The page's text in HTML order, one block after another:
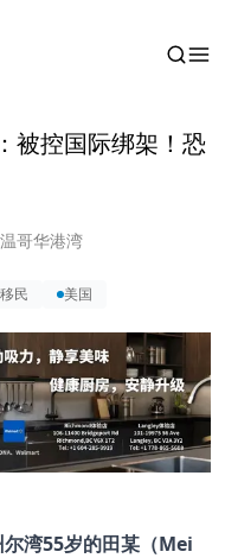
被控国际绑架！恐
温哥华港湾
移民 美国
尔湾55岁的田某（Mei